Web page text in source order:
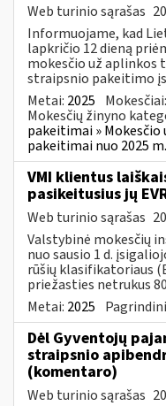
Web turinio sąrašas
Informuojame, kad
lapkričio 12 dieną
mokesčio už aplinkos
straipsnio pakeitimo
Metai: 2025 Mokesčiai:
Mokesčių žinyno
pakeitimai »
pakeitimai nuo 2025 m.
VMI klientus
pasikeitusius jų
Web turinio sąrašas
Valstybinė mokesčių
nuo sausio 1 d.
rūšių klasifikatoriaus
priežasties netrukus
Metai: 2025
Dėl Gyventojų
straipsnio
(komentaro)
Web turinio sąrašas